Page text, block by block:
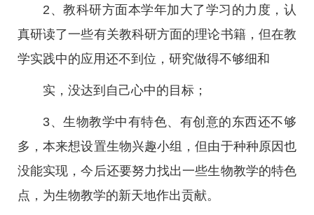
2、教科研方面本学年加大了学习的力度，认
真研读了一些有关教科研方面的理论书籍，但在教
学实践中的应用还不到位，研究做得不够细和
实，没达到自己心中的目标；
3、生物教学中有特色、有创意的东西还不够
多，本来想设置生物兴趣小组，但由于种种原因也
没能实现，今后还要努力找出一些生物教学的特色
点，为生物教学的新天地作出贡献。